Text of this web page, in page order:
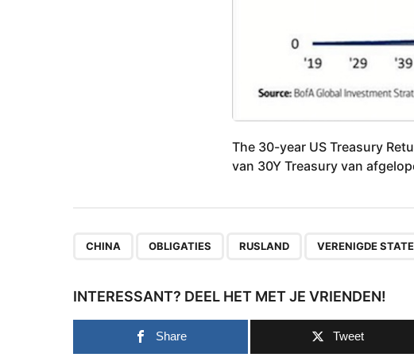
The 30-year US Treasury
van 30Y Treasury van
CHINA OBLIGATIES RUSLAND VERENIGDE
INTERESSANT? DEEL HET MET JE VRIENDEN!
Share Tweet